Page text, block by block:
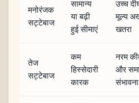
मनोरंजक
सट्टेबाज
सामान्य
या बढ़ी
हुई सीमाएं
उच्च
मूल्य
खतरा
तेज
सट्टेबाज
कम
हिस्सेदारी
कारक
नरम
और
संभावना